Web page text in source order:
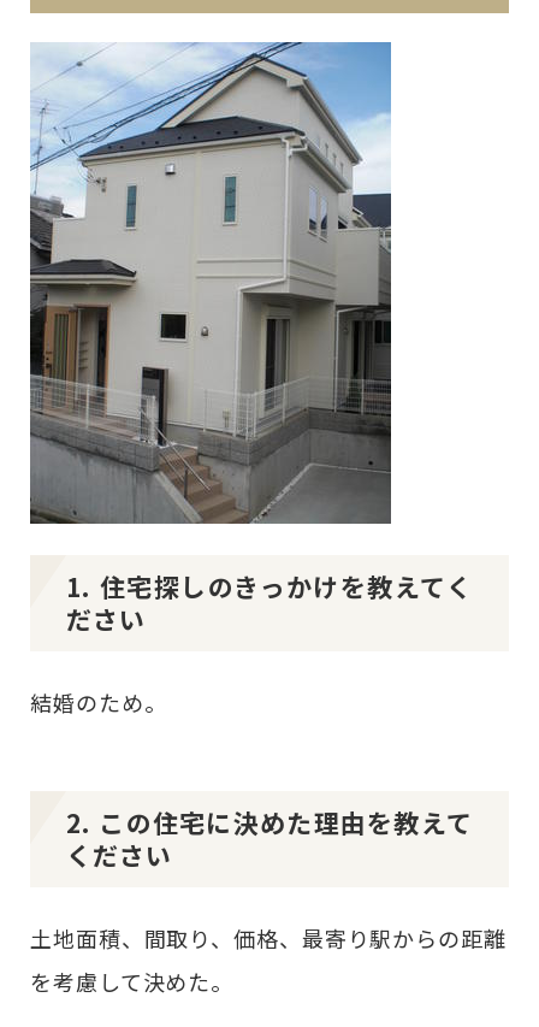
1. 住宅探しのきっかけを教えてく
ださい
結婚のため。
2. この住宅に決めた理由を教えて
ください
土地面積、間取り、価格、最寄り駅からの距離
を考慮して決めた。